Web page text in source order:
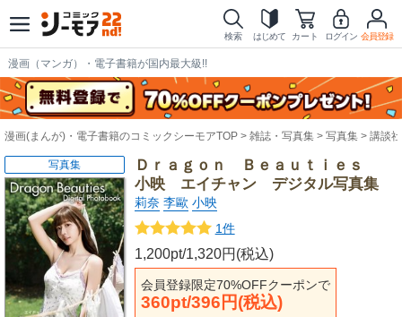
検索 はじめて カート ログイン 会員登録
漫画（マンガ）・電子書籍が国内最大級!!
漫画(まんが)・電子書籍のコミックシーモアTOP 雑誌・写真集 写真集 講談社
Ｄｒａｇｏｎ Ｂｅａｕｔｉｅｓ
小映 エイチャン デジタル写真集
莉奈 李歐 小映
1件
1,200pt/1,320円(税込)
会員登録限定70%OFFクーポンで
360pt/396円(税込)
写真集